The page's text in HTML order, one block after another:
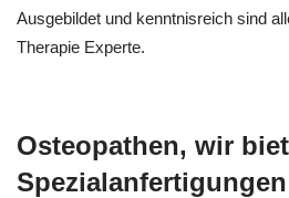
Ausgebildet und kenntnisreich sind
Therapie Experte.
Osteopathen, wir